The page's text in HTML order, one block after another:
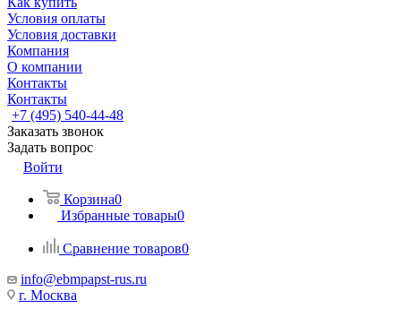
Условия оплаты
Условия доставки
Компания
О компании
Контакты
Контакты
+7 (495) 540-44-48
Заказать звонок
Задать вопрос
Войти
Корзина0
Избранные товары0
Сравнение товаров0
info@ebmpapst-rus.ru
г. Москва